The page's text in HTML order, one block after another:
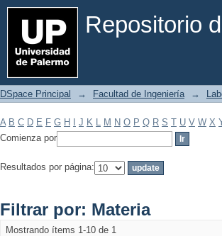
Repositorio
Filtrar por: Materia
DSpace Principal → Facultad de Ingeniería →
A B C D E F G H J K L M N O P Q R S T U V W X
Comienza por
Resultados por página:
Filtrar por: Materia
Mostrando ítems 1-10 de 1